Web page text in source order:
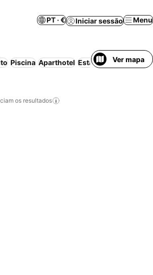
PT · € Iniciar sessão Menu
Piscina Aparthotel Estacionamento Ar
Ver mapa
os resultados
favoritos